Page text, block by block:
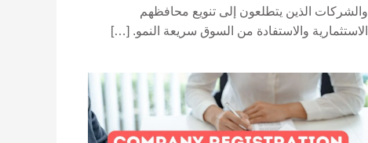
والشركات الذين يتطلعون إلى تنويع محافظهم
الاستثمارية والاستفادة من السوق سريعة النمو. […]